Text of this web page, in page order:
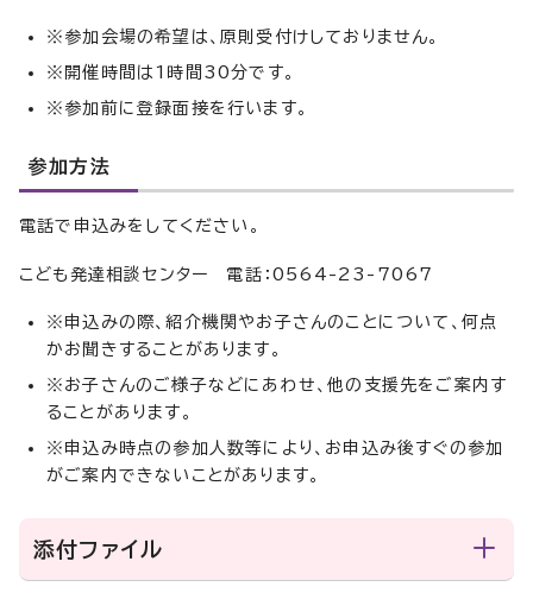
※参加会場の希望は、原則受付けしておりません。
※開催時間は1時間30分です。
※参加前に登録面接を行います。
参加方法
電話で申込みをしてください。
こども発達相談センター 電話：0564-23-7067
※申込みの際、紹介機関やお子さんのことについて、何点
かお聞きすることがあります。
※お子さんのご様子などにあわせ、他の支援先をご案内す
ることがあります。
※申込み時点の参加人数等により、お申込み後すぐの参加
がご案内できないことがあります。
添付ファイル